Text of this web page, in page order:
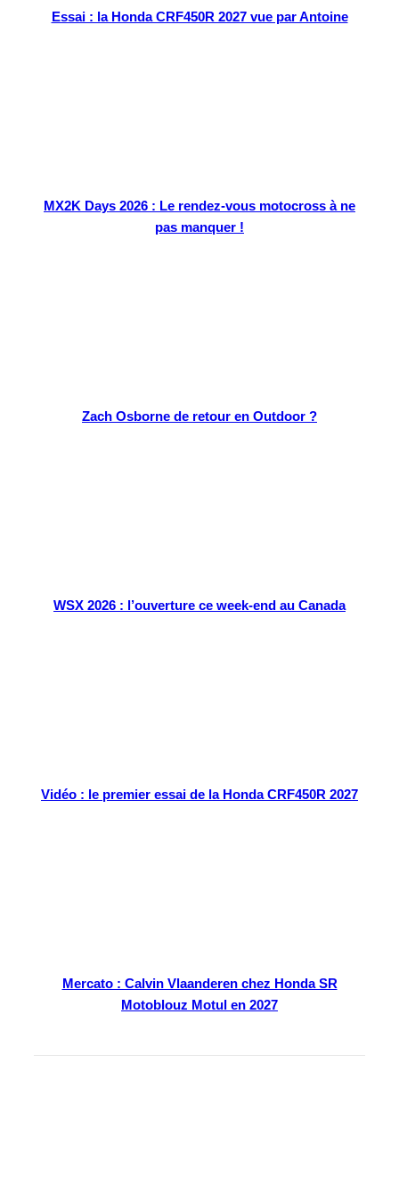
Essai : la Honda CRF450R 2027 vue par Antoine
MX2K Days 2026 : Le rendez-vous motocross à ne
pas manquer !
Zach Osborne de retour en Outdoor ?
WSX 2026 : l’ouverture ce week-end au Canada
Vidéo : le premier essai de la Honda CRF450R 2027
Mercato : Calvin Vlaanderen chez Honda SR
Motoblouz Motul en 2027